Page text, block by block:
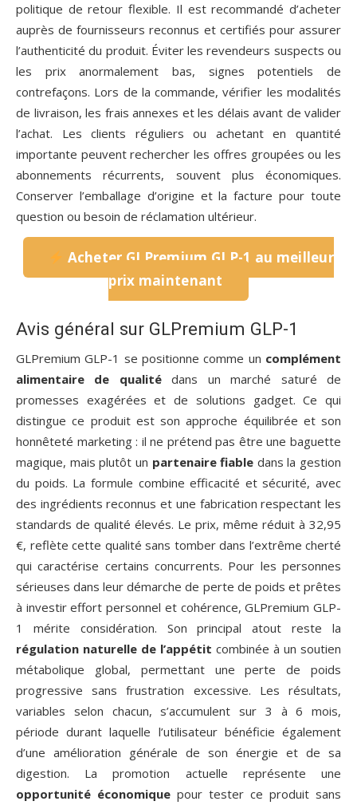
politique de retour flexible. Il est recommandé d’acheter
auprès de fournisseurs reconnus et certifiés pour assurer
l’authenticité du produit. Éviter les revendeurs suspects ou
les prix anormalement bas, signes potentiels de
contrefaçons. Lors de la commande, vérifier les modalités
de livraison, les frais annexes et les délais avant de valider
l’achat. Les clients réguliers ou achetant en quantité
importante peuvent rechercher les offres groupées ou les
abonnements récurrents, souvent plus économiques.
Conserver l’emballage d’origine et la facture pour toute
question ou besoin de réclamation ultérieur.
Acheter GLPremium GLP-1 au meilleur
prix maintenant
Avis général sur GLPremium GLP-1
GLPremium GLP-1 se positionne comme un complément
alimentaire de qualitédans un marché saturé de
promesses exagérées et de solutions gadget. Ce qui
distingue ce produit est son approche équilibrée et son
honnêteté marketing : il ne prétend pas être une baguette
magique, mais plutôt un partenaire fiable dans la gestion
du poids. La formule combine efficacité et sécurité, avec
des ingrédients reconnus et une fabrication respectant les
standards de qualité élevés. Le prix, même réduit à 32,95
€, reflète cette qualité sans tomber dans l’extrême cherté
qui caractérise certains concurrents. Pour les personnes
sérieuses dans leur démarche de perte de poids et prêtes
à investir effort personnel et cohérence, GLPremium GLP-
1 mérite considération. Son principal atout reste la
régulation naturelle de l’appétit combinée à un soutien
métabolique global, permettant une perte de poids
progressive sans frustration excessive. Les résultats,
variables selon chacun, s’accumulent sur 3 à 6 mois,
période durant laquelle l’utilisateur bénéficie également
d’une amélioration générale de son énergie et de sa
digestion. La promotion actuelle représente une
opportunité économique pour tester ce produit sans